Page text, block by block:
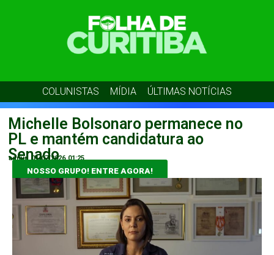
COLUNISTAS MÍDIA ÚLTIMAS NOTÍCIAS
Michelle Bolsonaro permanece no
PL e mantém candidatura ao
Senado
admin 01/07/2026 01:25
NOSSO GRUPO! ENTRE AGORA!